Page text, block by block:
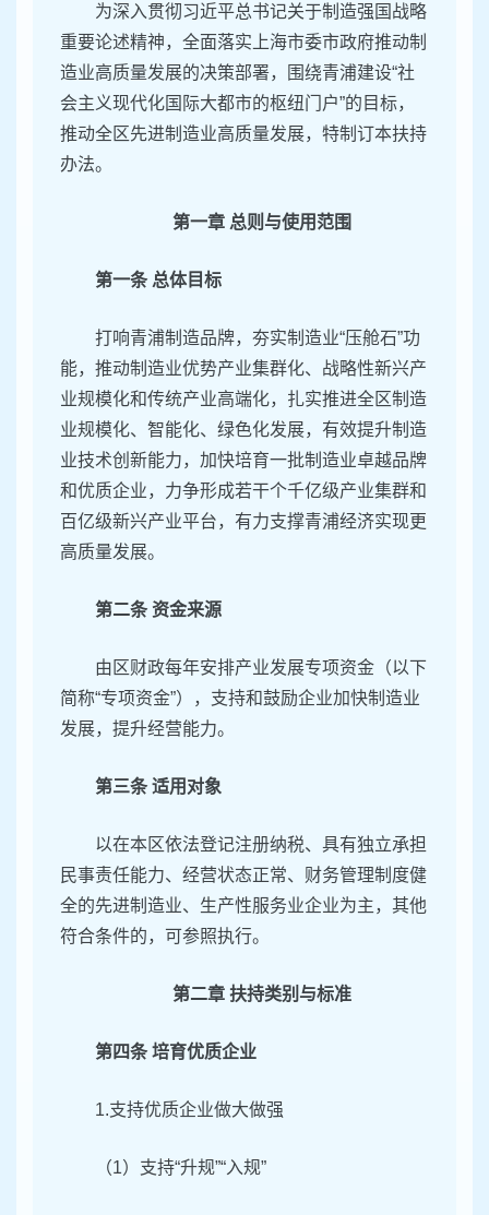
为深入贯彻习近平总书记关于制造强国战略
重要论述精神，全面落实上海市委市政府推动制
造业高质量发展的决策部署，围绕青浦建设“社
会主义现代化国际大都市的枢纽门户”的目标，
推动全区先进制造业高质量发展，特制订本扶持
办法。
第一章 总则与使用范围
第一条 总体目标
打响青浦制造品牌，夯实制造业“压舱石”功
能，推动制造业优势产业集群化、战略性新兴产
业规模化和传统产业高端化，扎实推进全区制造
业规模化、智能化、绿色化发展，有效提升制造
业技术创新能力，加快培育一批制造业卓越品牌
和优质企业，力争形成若干个千亿级产业集群和
百亿级新兴产业平台，有力支撑青浦经济实现更
高质量发展。
第二条 资金来源
由区财政每年安排产业发展专项资金（以下
简称“专项资金”），支持和鼓励企业加快制造业
发展，提升经营能力。
第三条 适用对象
以在本区依法登记注册纳税、具有独立承担
民事责任能力、经营状态正常、财务管理制度健
全的先进制造业、生产性服务业企业为主，其他
符合条件的，可参照执行。
第二章 扶持类别与标准
第四条 培育优质企业
1.支持优质企业做大做强
（1）支持“升规”“入规”